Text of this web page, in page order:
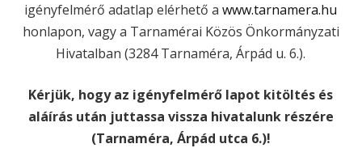
igényfelmérő adatlap elérhető awww.tarnamera.hu
honlapon, vagy a Tarnamérai Közös Önkormányzati
Hivatalban (3284 Tarnaméra, Árpád u. 6.).
Kérjük, hogy az igényfelmérő lapot kitöltés és
aláírás után juttassa vissza hivatalunk részére
(Tarnaméra, Árpád utca 6.)!